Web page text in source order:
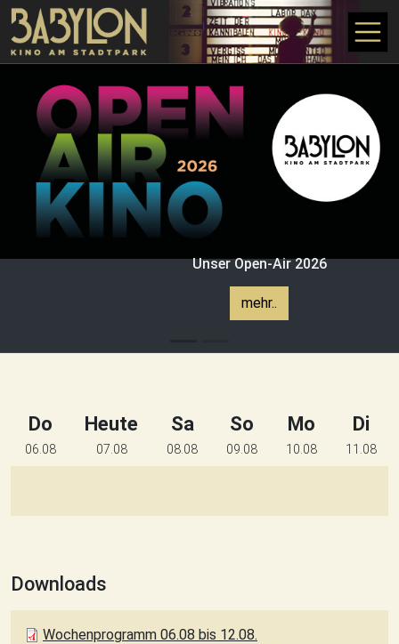
Direkt zum Inhalt
Unser Open-Air 2026
mehr..
Downloads
Wochenprogramm 06.08 bis 12.08.
Do
06.08
Heute
07.08
Sa
08.08
So
09.08
Mo
10.08
Di
11.08